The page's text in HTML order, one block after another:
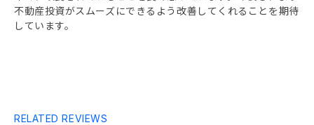
不動産投資がスムーズにできるよう改善してくれることを期待
しています。
RELATED REVIEWS